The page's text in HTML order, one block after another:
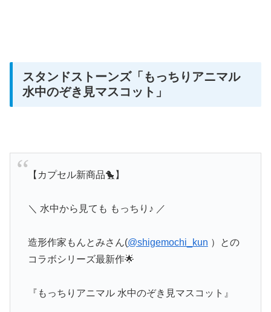
スタンドストーンズ「もっちりアニマル
水中のぞき見マスコット」
【カプセル新商品🐤】
＼ 水中から見ても もっちり♪ ／
造形作家もんとみさん(@shigemochi_kun ）との
コラボシリーズ最新作🌟
『もっちりアニマル 水中のぞき見マスコット』